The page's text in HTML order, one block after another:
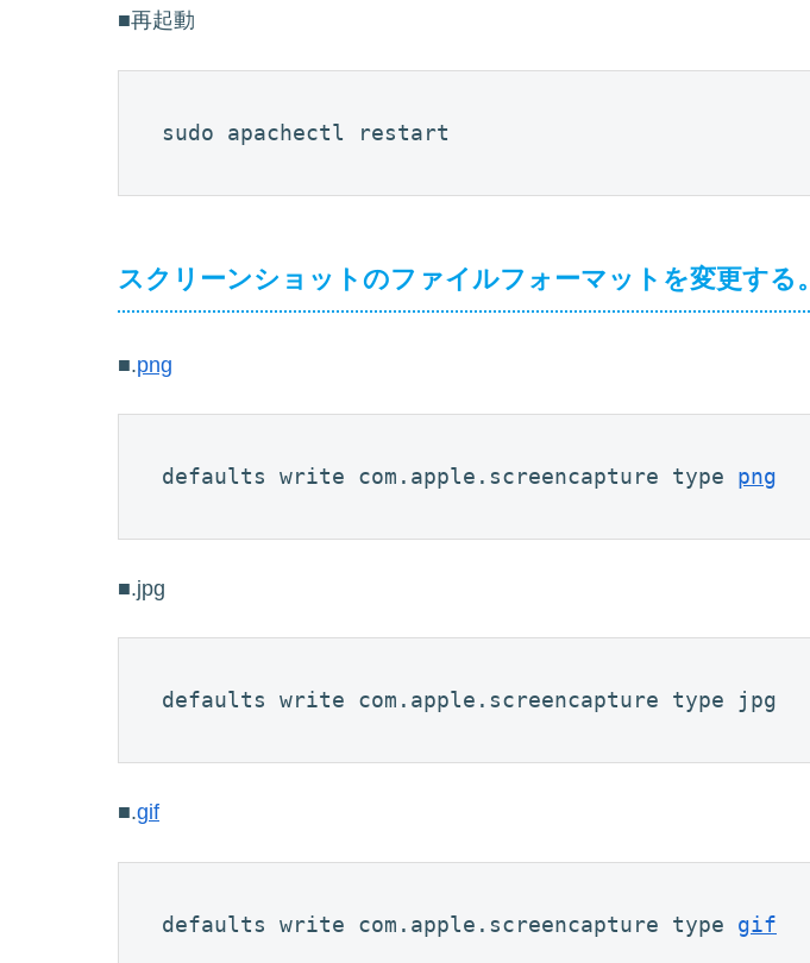
■再起動
sudo apachectl restart
スクリーンショットのファイルフォーマットを変更する。
■.png
defaults write com.apple.screencapture type png
■.jpg
defaults write com.apple.screencapture type jpg
■.gif
defaults write com.apple.screencapture type gif